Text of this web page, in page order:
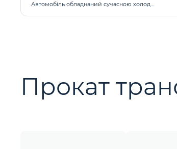
Автомобіль обладнаний сучасною холод...
Прокат